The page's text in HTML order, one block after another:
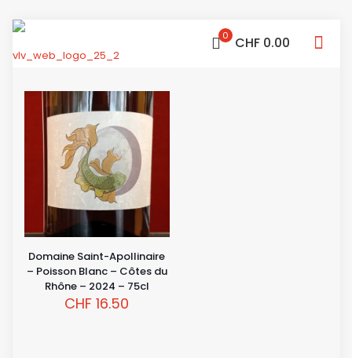
0 CHF 0.00
Domaine Saint-Apollinaire
– Poisson Blanc – Côtes du
Rhône – 2024 – 75cl
CHF 16.50